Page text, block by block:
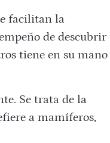
facilitan la
de descubrir
tiene en su mano
Se trata de la
a mamíferos,